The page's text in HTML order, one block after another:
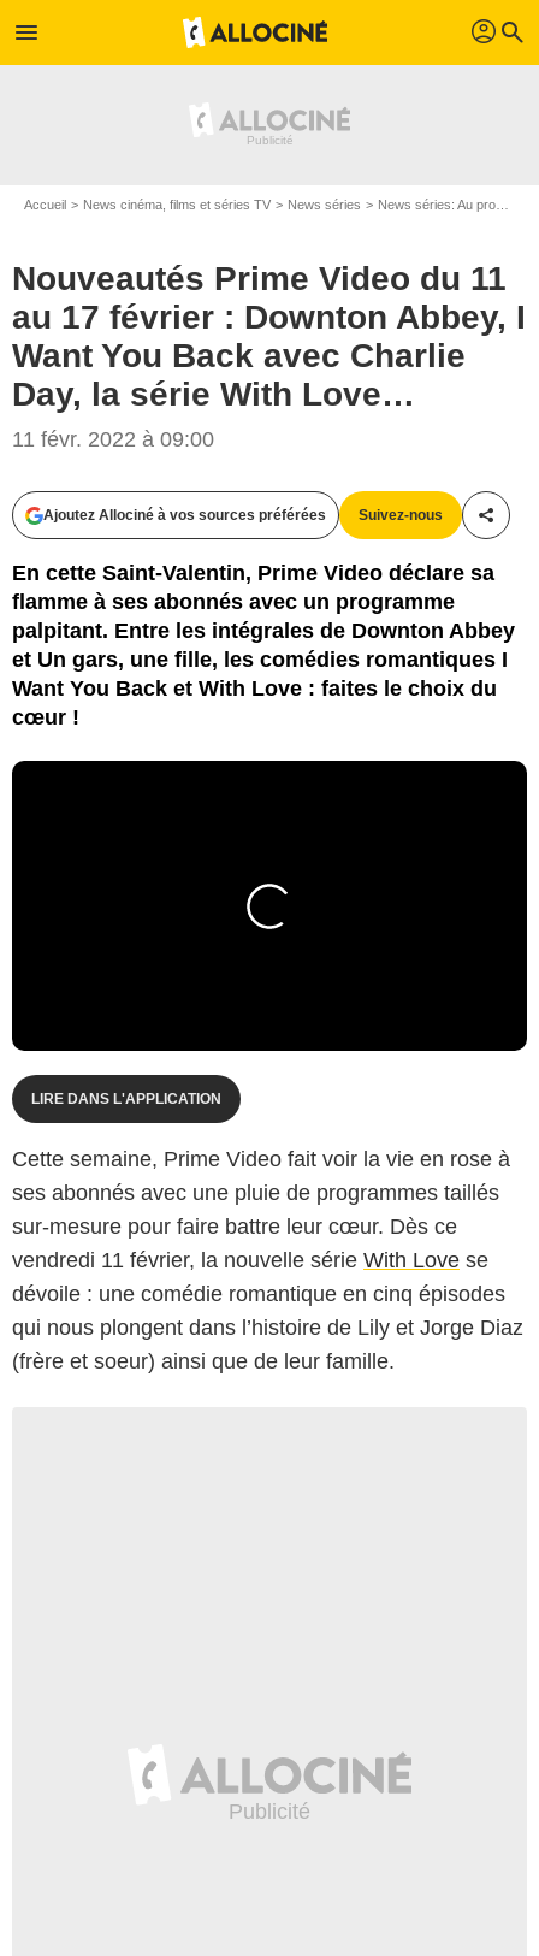
menu profil search
Accueil News cinéma, films et séries TV News séries News séries: Au programme
Nouveautés Prime Video du 11
au 17 février : Downton Abbey, I
Want You Back avec Charlie
Day, la série With Love…
11 févr. 2022 à 09:00
Ajoutez Allociné à vos sources préférées Suivez-nous
En cette Saint-Valentin, Prime Video déclare sa
flamme à ses abonnés avec un programme
palpitant. Entre les intégrales de Downton Abbey
et Un gars, une fille, les comédies romantiques I
Want You Back et With Love : faites le choix du
cœur !
LIRE DANS L'APPLICATION
Cette semaine, Prime Video fait voir la vie en rose à
ses abonnés avec une pluie de programmes taillés
sur-mesure pour faire battre leur cœur. Dès ce
vendredi 11 février, la nouvelle série With Love se
dévoile : une comédie romantique en cinq épisodes
qui nous plongent dans l’histoire de Lily et Jorge Diaz
(frère et soeur) ainsi que de leur famille.